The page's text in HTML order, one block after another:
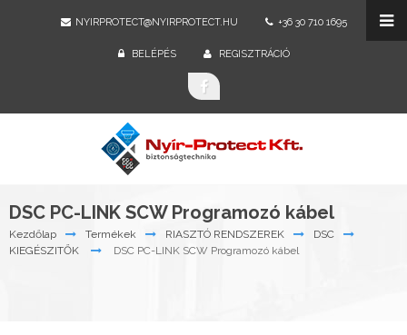
NYIRPROTECT@NYIRPROTECT.HU +36 30 710 1695
BELÉPÉS REGISZTRÁCIÓ
DSC PC-LINK SCW Programozó kábel
Kezdőlap Termékek RIASZTÓ RENDSZEREK
DSC
KIEGÉSZITŐK
DSC PC-LINK SCW Programozó kábel